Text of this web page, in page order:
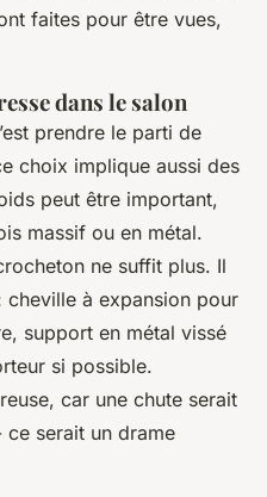
faites pour être vues,
dans le salon
prendre le parti de
choix implique aussi des
peut être important,
massif ou en métal.
ne suffit plus. Il
à expansion pour
support en métal vissé
si possible.
car une chute serait
ce serait un drame